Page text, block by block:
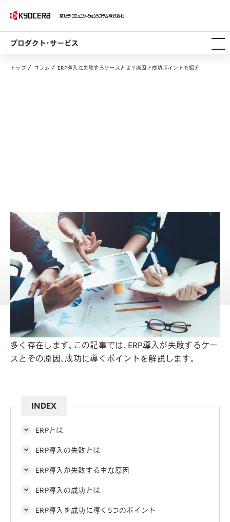
プロダクト・サービス
トップ コラム ERP導入に失敗するケースとは？原因と成功ポイントも紹介
ERP導入に失敗するケースとは？原
因と成功ポイントも紹介
ERP 経営支援 ERP・経営改革
公開日: 2025.07.02更新日: 2026.03.17
ERPの導入は、業務改革の起点になる一方で、失敗事例も
多く存在します。この記事では、ERP導入が失敗するケー
スとその原因、成功に導くポイントを解説します。
INDEX
ERPとは
ERP導入の失敗とは
ERP導入が失敗する主な原因
ERP導入の成功とは
ERP導入を成功に導く5つのポイント